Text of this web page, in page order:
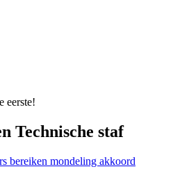
eerste!
Technische staf